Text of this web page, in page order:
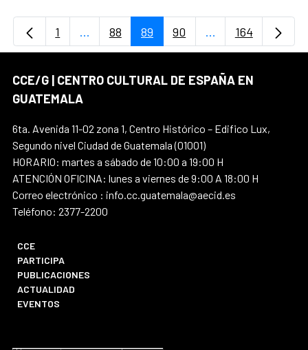
Página
1 ...Páginas intermedias Use TAB para
Página
88 Página
89 Página
90 ...PáginasPágina
164
CCE/G | CENTRO CULTURAL DE ESPAÑA EN
GUATEMALA
6ta. Avenida 11-02 zona 1, Centro Histórico – Edifico Lux,
Segundo nivel Ciudad de Guatemala (01001)
HORARIO: martes a sábado de 10:00 a 19:00 H
ATENCIÓN OFICINA: lunes a viernes de 9:00 A 18:00 H
Correo electrónico : info.cc.guatemala@aecid.es
Teléfono: 2377-2200
CCE
PARTICIPA
PUBLICACIONES
ACTUALIDAD
EVENTOS